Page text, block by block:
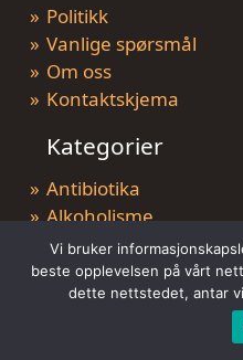
Politikk
Vanlige spørsmål
Om oss
Kontaktskjema
Kategorier
Antibiotika
Alkoholisme
Antiparasittære
Generell Helse
Kvinner Helse
Vi bruker
beste opplevelsen på vårt
dette nettstedet, antar